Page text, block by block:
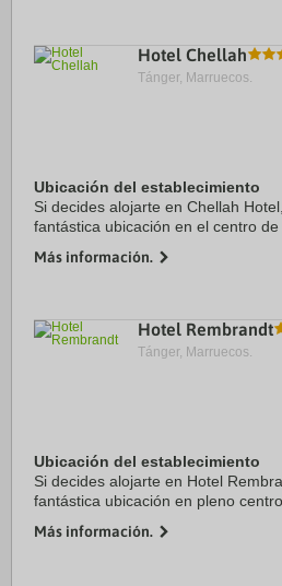
Hotel Chellah
Tánger, Marruecos.
Ubicación del establecimiento
Si decides alojarte en Chellah
fantástica ubicación en el centro de
Tánger. Además, este hotel se ...
Más información.
Hotel Rembrandt
Tánger, Marruecos.
Ubicación del establecimiento
Si decides alojarte en Hotel
fantástica ubicación en pleno
de Tánger. Además, este hotel ...
Más información.